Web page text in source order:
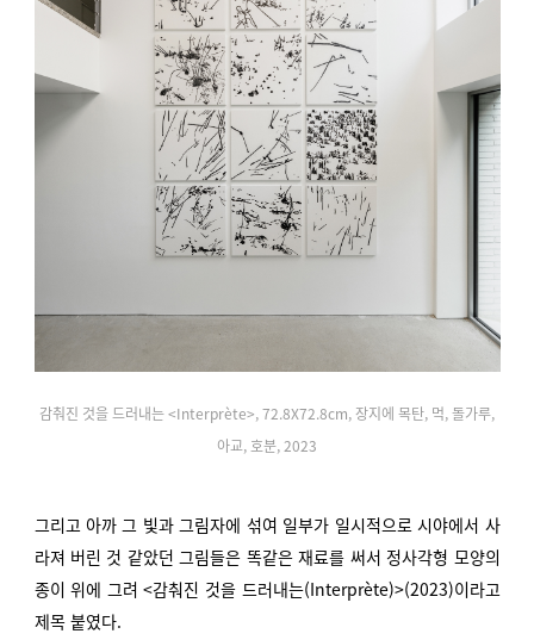
감춰진 것을 드러내는 <Interprète>, 72.8X72.8cm, 장지에 목탄, 먹, 돌가루,
아교, 호분, 2023
그리고 아까 그 빛과 그림자에 섞여 일부가 일시적으로 시야에서 사
라져 버린 것 같았던 그림들은 똑같은 재료를 써서 정사각형 모양의
종이 위에 그려 <감춰진 것을 드러내는(Interprète)>(2023)이라고
제목 붙였다.